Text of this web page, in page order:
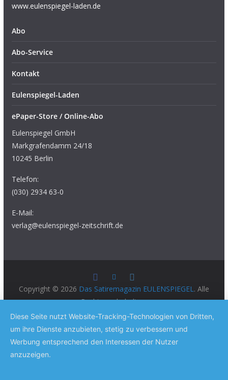
www.eulenspiegel-laden.de
Abo
Abo-Service
Kontakt
Eulenspiegel-Laden
ePaper-Store / Online-Abo
Eulenspiegel GmbH
Markgrafendamm 24/18
10245 Berlin
Telefon:
(030) 2934 63-0
E-Mail:
verlag@eulenspiegel-zeitschrift.de
Copyright © 2026 Das Satiremagazin EULENSPIEGEL. Alle
Rechte vorbehalten.
Theme:ColorMag Provon ThemeGrill. Präsentiert von
WordPress.
Diese Seite nutzt Website-Tracking-Technologien von Dritten,
um ihre Dienste anzubieten, stetig zu verbessern und
Werbung entsprechend den Interessen der Nutzer
anzuzeigen.